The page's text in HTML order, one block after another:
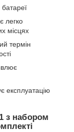
батареї
легко
місцях
термін
експлуатацію
з набором